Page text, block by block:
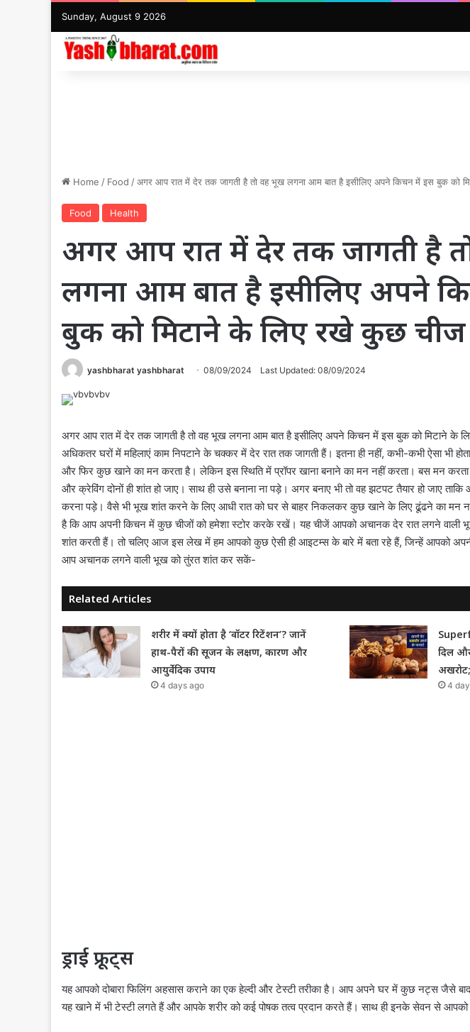
Sunday, August 9 2026
Home / Food /अगर आप रात में देर तक जागती है तो वह भूख लगना आम बात है इसीलिए अपने किचन में इस बुक को
Food Health
अगर आप रात में देर तक जागती है
लगना आम बात है इसीलिए अपने
बुक को मिटाने के लिए रखे कुछ चीज
yashbharat yashbharat 08/09/2024 Last Updated: 08/09/2024
अगर आप रात में देर तक जागती है तो वह भूख लगना आम बात है इसीलिए अपने किचन में इस बुक को मिटाने
अधिकतर घरों में महिलाएं काम निपटाने के चक्कर में देर रात तक जागती हैं। इतना ही नहीं, कभी-कभी ऐसा भी
और फिर कुछ खाने का मन करता है। लेकिन इस स्थिति में प्रॉपर खाना बनाने का मन नहीं करता। बस मन
और क्रेविंग दोनों ही शांत हो जाए। साथ ही उसे बनाना ना पड़े। अगर बनाए भी तो वह झटपट तैयार हो जाए
करना पड़े। वैसे भी भूख शांत करने के लिए आधी रात को घर से बाहर निकलकर कुछ खाने के लिए ढूंढने का मन
है कि आप अपनी किचन में कुछ चीजों को हमेशा स्टोर करके रखें। यह चीजें आपको अचानक देर रात लगने
शांत करती हैं। तो चलिए आज इस लेख में हम आपको कुछ ऐसी ही आइटम्स के बारे में बता रहे हैं, जिन्हें आपको
आप अचानक लगने वाली भूख को तुंरत शांत कर सकें-
Related Articles
शरीर में क्यों होता है ‘वॉटर रिटेंशन’? जानें
हाथ-पैरों की सूजन के लक्षण, कारण और
आयुर्वेदिक उपाय
4 days ago
दिल
4
ड्राई फ्रूट्स
यह आपको दोबारा फिलिंग अहसास कराने का एक हेल्दी और टेस्टी तरीका है। आप अपने घर में कुछ नट्स जैसे
यह खाने में भी टेस्टी लगते हैं और आपके शरीर को कई पोषक तत्व प्रदान करते हैं। साथ ही इनके सेवन से